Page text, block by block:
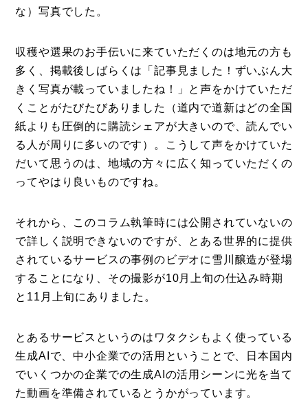
な）写真でした。
収穫や選果のお手伝いに来ていただくのは地元の方も
多く、掲載後しばらくは「記事見ました！ずいぶん大
きく写真が載っていましたね！」と声をかけていただ
くことがたびたびありました（道内で道新はどの全国
紙よりも圧倒的に購読シェアが大きいので、読んでい
る人が周りに多いのです）。こうして声をかけていた
だいて思うのは、地域の方々に広く知っていただくの
ってやはり良いものですね。
それから、このコラム執筆時には公開されていないの
で詳しく説明できないのですが、とある世界的に提供
されているサービスの事例のビデオに雪川醸造が登場
することになり、その撮影が10月上旬の仕込み時期
と11月上旬にありました。
とあるサービスというのはワタクシもよく使っている
生成AIで、中小企業での活用ということで、日本国内
でいくつかの企業での生成AIの活用シーンに光を当て
た動画を準備されているとうかがっています。